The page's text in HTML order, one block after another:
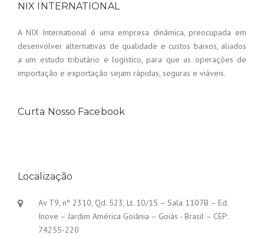
NIX INTERNATIONAL
A NIX International é uma empresa dinâmica, preocupada em
desenvolver alternativas de qualidade e custos baixos, aliados
a um estudo tributário e logístico, para que as operações de
importação e exportação sejam rápidas, seguras e viáveis.
Curta Nosso Facebook
Localização
Av T9, nº 2310, Qd. 523, Lt. 10/15 – Sala 1107B – Ed.
Inove – Jardim América Goiânia – Goiás - Brasil – CEP:
74255-220